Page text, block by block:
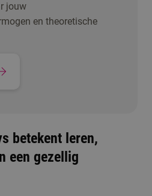
jouw
en theoretische
betekent leren,
een gezellig